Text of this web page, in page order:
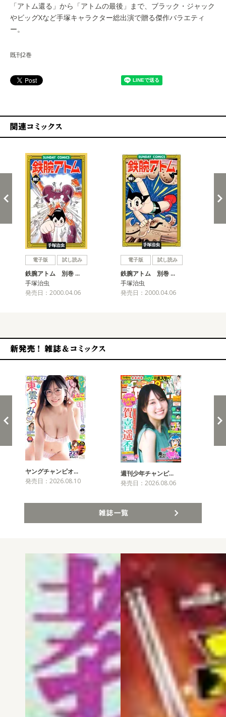
「アトム還る」から「アトムの最後」まで、ブラック・ジャック
やビッグXなど手塚キャラクター総出演で贈る傑作バラエティ
ー。
既刊2巻
電子版 試し読み
鉄腕アトム 別巻 …
手塚治虫
発売日：2000.04.06
電子版 試し読み
鉄腕アトム 別巻 …
手塚治虫
発売日：2000.04.06
ヤングチャンピオ…
発売日：2026.08.10
週刊少年チャンピ…
発売日：2026.08.06